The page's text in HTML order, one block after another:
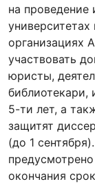
на проведение
университетах
организациях
участвовать
юристы,
библиотекари,
5-ти лет, а
защитят
(до 1
окончания